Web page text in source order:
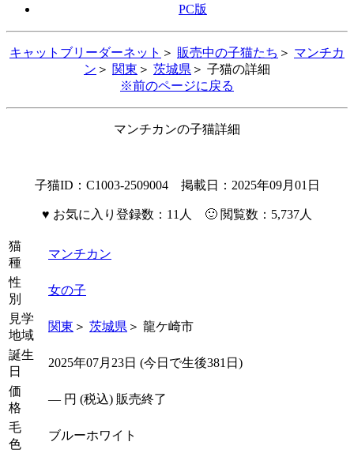
PC版
キャットブリーダーネット ＞ 販売中の子猫たち ＞ マンチカ
ン ＞ 関東 ＞ 茨城県 ＞ 子猫の詳細
※前のページに戻る
マンチカンの子猫詳細
子猫ID：C1003-2509004 掲載日：2025年09月01日
♥ お気に入り登録数：11人 🙂 閲覧数：5,737人
猫
種
マンチカン
性
別
女の子
見学
地域
関東 ＞ 茨城県 ＞ 龍ケ崎市
誕生
日
2025年07月23日 (今日で生後381日)
価
格
― 円 (税込) 販売終了
毛
色
ブルーホワイト